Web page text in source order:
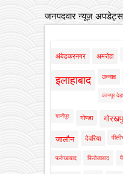
जनपदवार न्यूज़ अपडेट्स
अंबेडकरनगर अमरोहा
इलाहाबाद उन्नाव
कानपुर
गाजीपुर गोण्डा
जालौन देवरिया
फर्रुखाबाद फिरोजाबाद